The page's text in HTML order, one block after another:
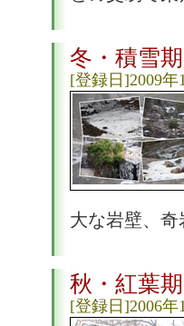
冬・積雪
[登録日]2009年
大な岩壁、
秋・紅葉
[登録日]2006年